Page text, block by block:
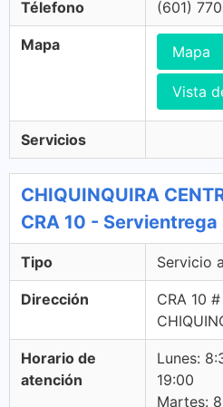
Télefono (601)
Mapa Mapa
Vista
Servicios
CHIQUINQUIRA
CRA 10 -
Tipo Servicio
Dirección
CRA 10
Horario de
atención
Lunes:
19:00
Martes: